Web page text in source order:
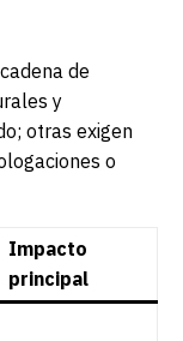
de
y
otras exigen
o
Impacto
principal